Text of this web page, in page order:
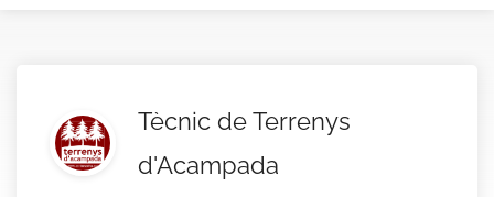
Tècnic de Terrenys
d'Acampada